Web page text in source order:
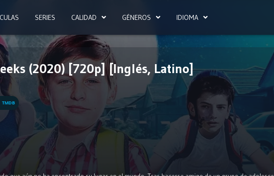
SERIES CALIDAD GÉNEROS IDIOMA
(2020) [720p] [Inglés, Latino]
TMDB